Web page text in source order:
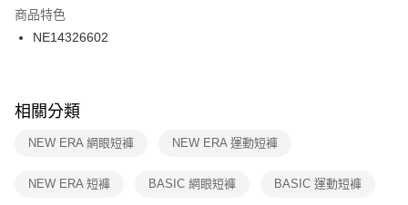
２．訂單成立數日內，您將收到繳費通知簡訊。
３．收到繳費通知簡訊後14天內，點擊此簡訊中的連結，可透過四大超商／
ATM／網路銀行／等多元方式進行付款，方視為交易完成。
※ 交易是否成功請以「AFTEE先享後付 」之結帳頁面顯示為準，若有關於
是否繳費成功／繳費後需取消欲退款等相關疑問，請聯繫「AFTEE先享後付
客戶支援中心」https://netprotections.freshdesk.com/support/home
１．透過由恩沛科技股份有限公司提供之「AFTEE先享後付」服務完成之交
付款後門市自取
每筆NT$100，滿NT$1,500(含以上)免運費
商品特色
NE14326602
相關分類
NEW ERA 網眼短褲 NEW ERA 運動短褲
NEW ERA 短褲 BASIC 網眼短褲 BASIC 運動短褲